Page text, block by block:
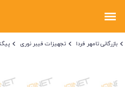
بازرگانی تامهر فردا تجهیزات فیبر نوری